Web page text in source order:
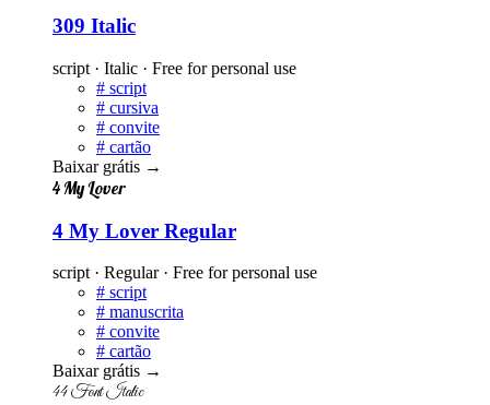
309 Italic
script · Italic · Free for personal use
# script
# cursiva
# convite
# cartão
Baixar grátis →
4 My Lover
4 My Lover Regular
script · Regular · Free for personal use
# script
# manuscrita
# convite
# cartão
Baixar grátis →
44 Font Italic